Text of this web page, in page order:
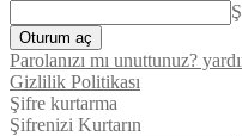
Parolanızı mı unuttunuz?
Gizlilik Politikası
Şifre kurtarma
Şifrenizi Kurtarın